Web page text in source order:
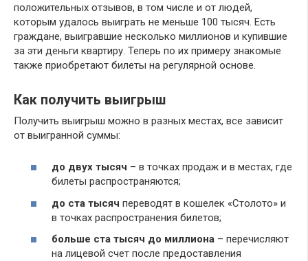
положительных отзывов, в том числе и от людей,
которым удалось выиграть не меньше 100 тысяч. Есть
граждане, выигравшие несколько миллионов и купившие
за эти деньги квартиру. Теперь по их примеру знакомые
также приобретают билеты на регулярной основе.
Как получить выигрыш
Получить выигрыш можно в разных местах, все зависит
от выигранной суммы:
до двух тысяч – в точках продаж и в местах, где
билеты распространяются;
до ста тысяч переводят в кошелек «Столото» и
в точках распространения билетов;
больше ста тысяч до миллиона – перечисляют
на лицевой счет после предоставления